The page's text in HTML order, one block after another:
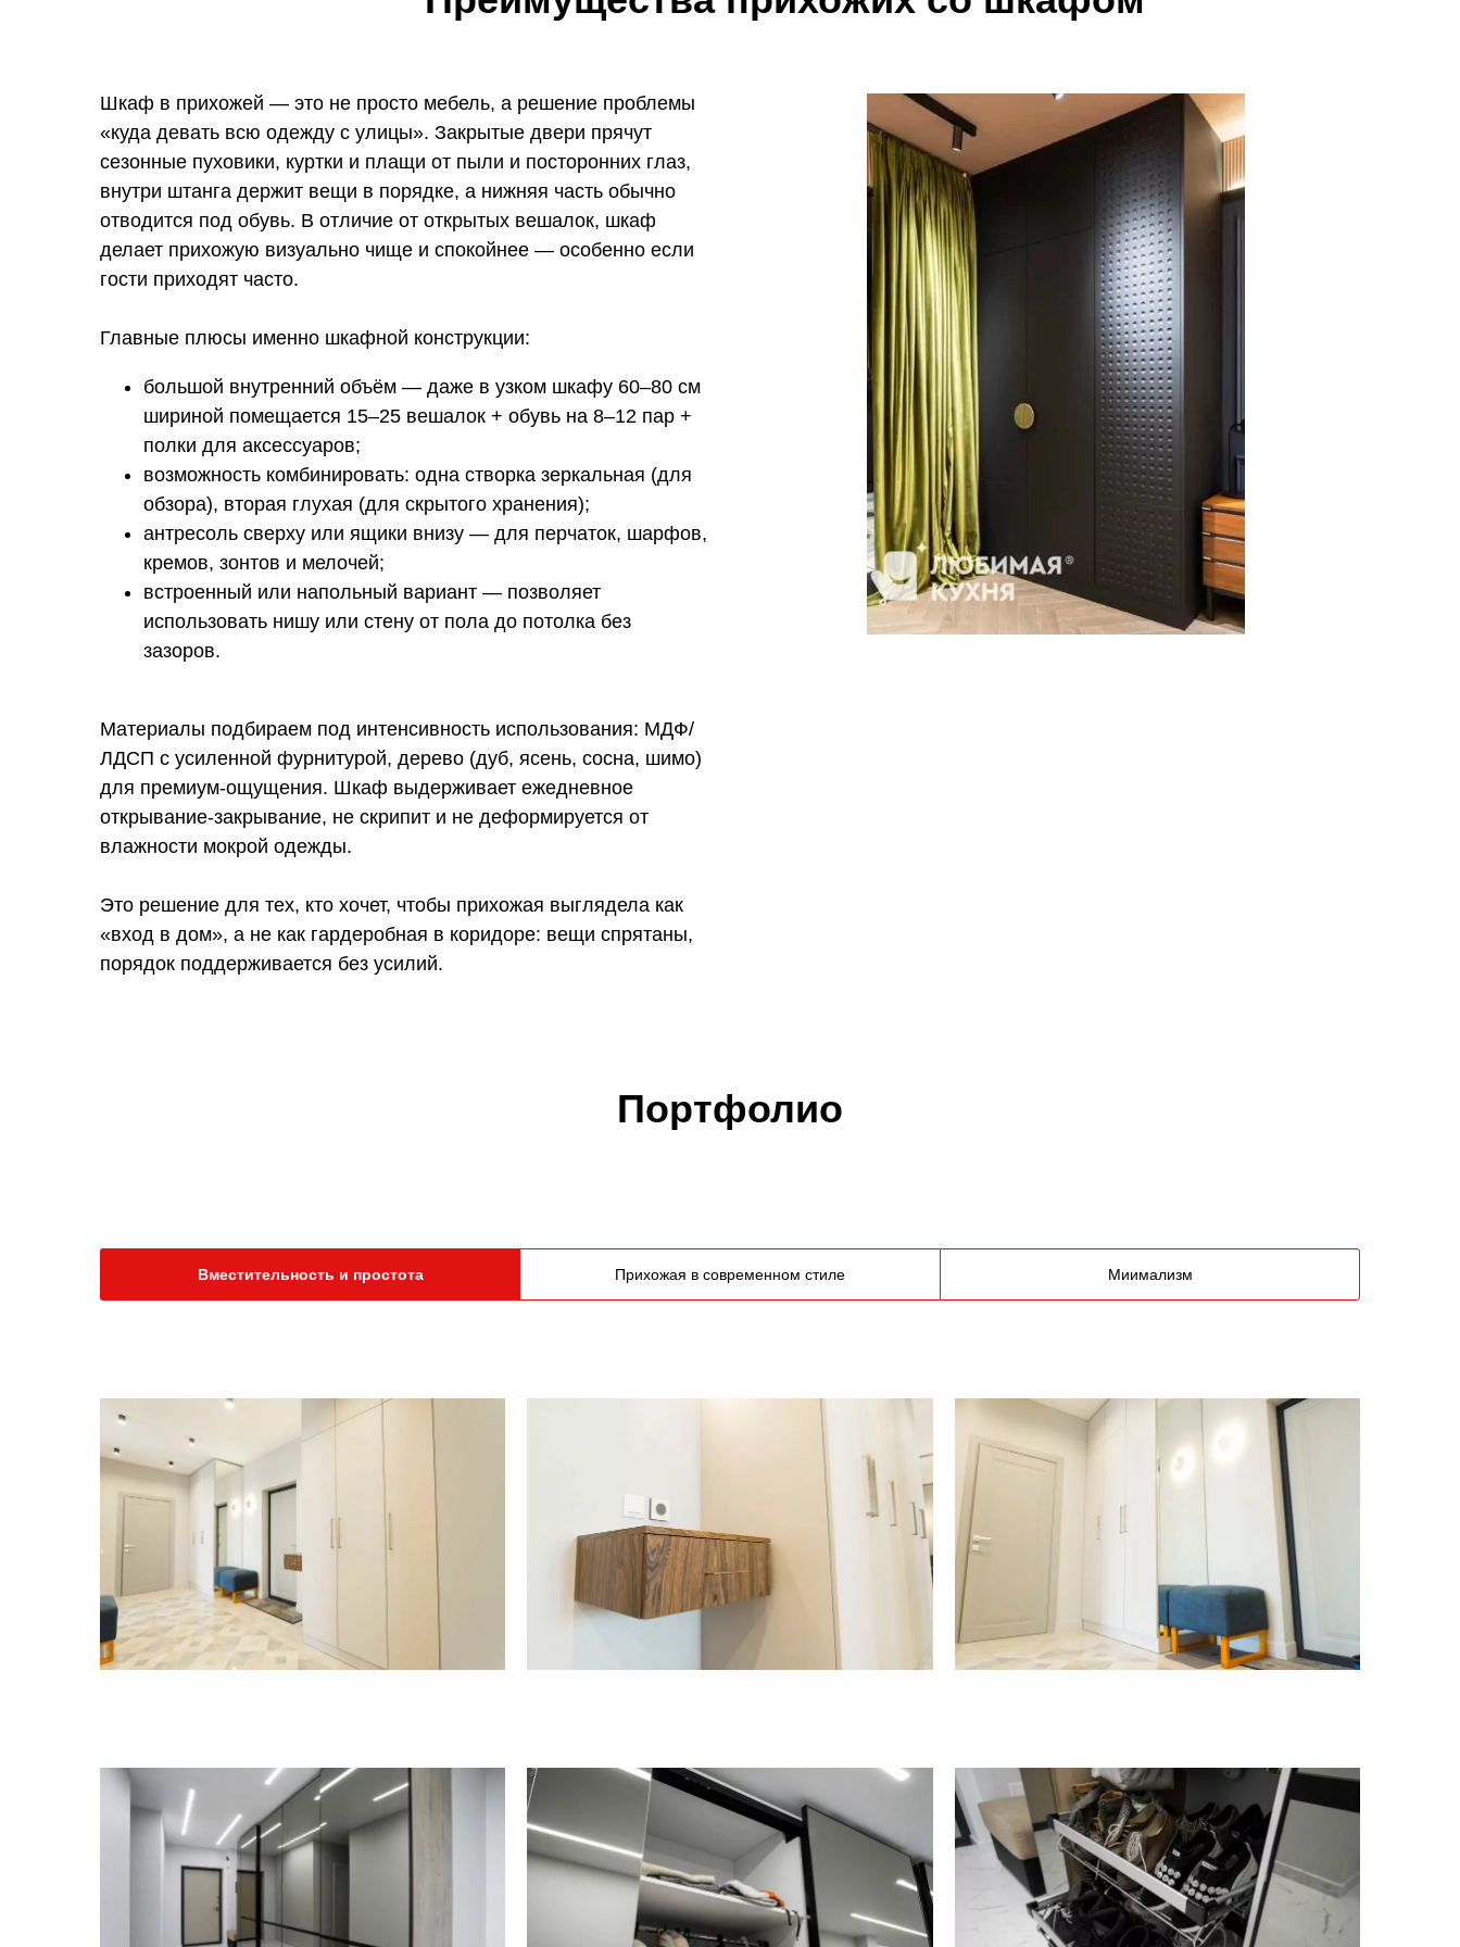
Шкаф в прихожей — это не просто мебель, а решение проблемы
«куда девать всю одежду с улицы». Закрытые двери прячут
сезонные пуховики, куртки и плащи от пыли и посторонних глаз,
внутри штанга держит вещи в порядке, а нижняя часть обычно
отводится под обувь. В отличие от открытых вешалок, шкаф
делает прихожую визуально чище и спокойнее — особенно если
гости приходят часто.
Главные плюсы именно шкафной конструкции:
большой внутренний объём — даже в узком шкафу 60–80 см
шириной помещается 15–25 вешалок + обувь на 8–12 пар +
полки для аксессуаров;
возможность комбинировать: одна створка зеркальная (для
обзора), вторая глухая (для скрытого хранения);
антресоль сверху или ящики внизу — для перчаток, шарфов,
кремов, зонтов и мелочей;
встроенный или напольный вариант — позволяет
использовать нишу или стену от пола до потолка без
зазоров.
Материалы подбираем под интенсивность использования: МДФ/
ЛДСП с усиленной фурнитурой, дерево (дуб, ясень, сосна, шимо)
для премиум-ощущения. Шкаф выдерживает ежедневное
открывание-закрывание, не скрипит и не деформируется от
влажности мокрой одежды.
Это решение для тех, кто хочет, чтобы прихожая выглядела как
«вход в дом», а не как гардеробная в коридоре: вещи спрятаны,
порядок поддерживается без усилий.
Портфолио
Вместительность и простота Прихожая в современном стиле Миимализм